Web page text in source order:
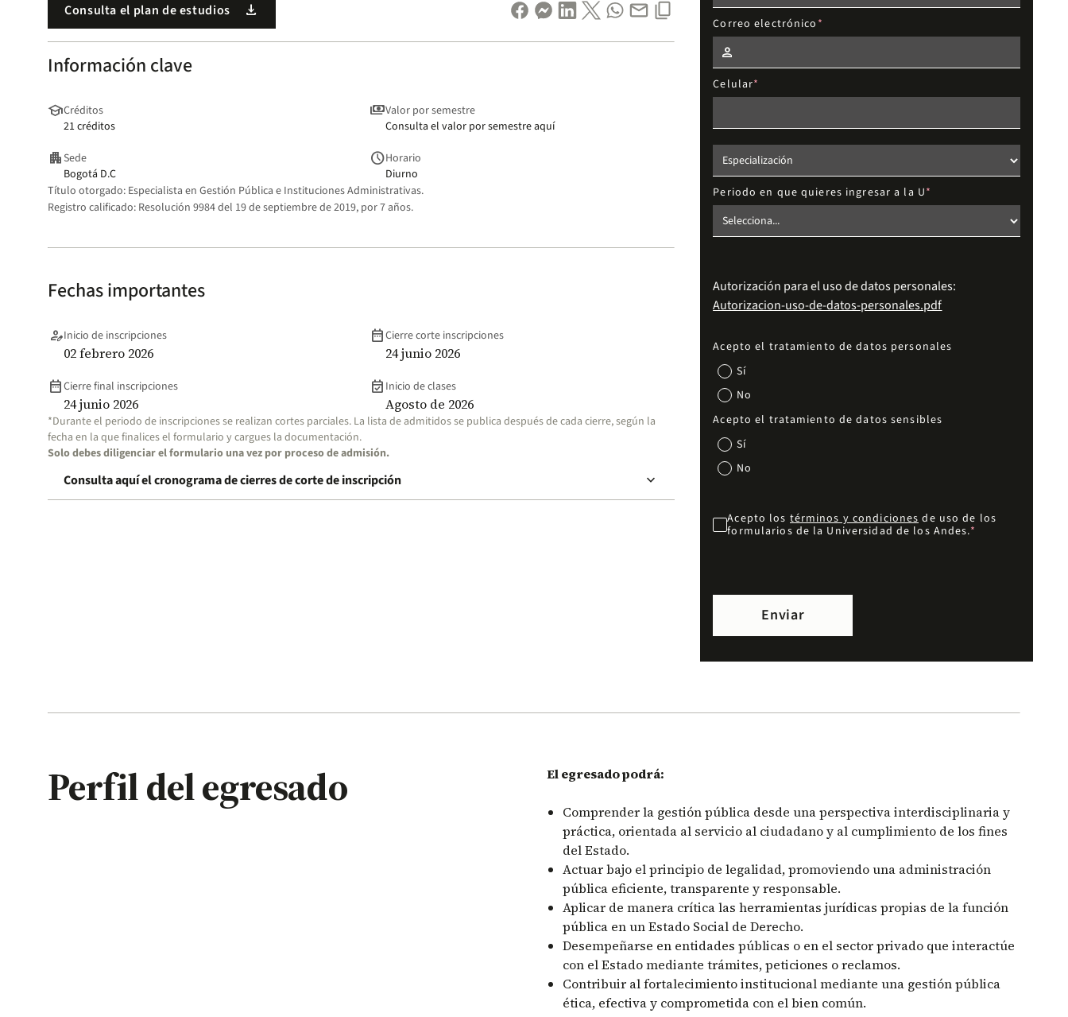
Consulta el plan de estudios download
Información clave
schoolCréditos
21 créditos
paymentsValor por semestre
Consulta el valor por semestre aquí
apartmentSede
Bogotá D.C
scheduleHorario
Diurno
Título otorgado: Especialista en Gestión Pública e Instituciones Administrativas.
Registro calificado: Resolución 9984 del 19 de septiembre de 2019, por 7 años.
Fechas importantes
person_editInicio de inscripciones
02 febrero 2026
date_rangeCierre corte inscripciones
24 junio 2026
date_rangeCierre final inscripciones
24 junio 2026
event_available Inicio de clases
Agosto de 2026
*Durante el periodo de inscripciones se realizan cortes parciales. La lista de admitidos se publica después de cada cierre, según la
fecha en la que finalices el formulario y cargues la documentación.
Solo debes diligenciar el formulario una vez por proceso de admisión.
Consulta aquí el cronograma de cierres de corte de inscripción keyboard_arrow_down
Correo electrónico
Celular
Elige el nivel de estudios
Periodo en que quieres ingresar a la U
Autorización para el uso de datos personales:
Autorizacion-uso-de-datos-personales.pdf
Acepto el tratamiento de datos personales
Sí
No
Acepto el tratamiento de datos sensibles
Sí
No
Acepto los términos y condiciones de uso de los
formularios de la Universidad de los Andes.
Perfil del egresado El egresado podrá:
Comprender la gestión pública desde una perspectiva interdisciplinaria y
práctica, orientada al servicio al ciudadano y al cumplimiento de los fines
del Estado.
Actuar bajo el principio de legalidad, promoviendo una administración
pública eficiente, transparente y responsable.
Aplicar de manera crítica las herramientas jurídicas propias de la función
pública en un Estado Social de Derecho.
Desempeñarse en entidades públicas o en el sector privado que interactúe
con el Estado mediante trámites, peticiones o reclamos.
Contribuir al fortalecimiento institucional mediante una gestión pública
ética, efectiva y comprometida con el bien común.